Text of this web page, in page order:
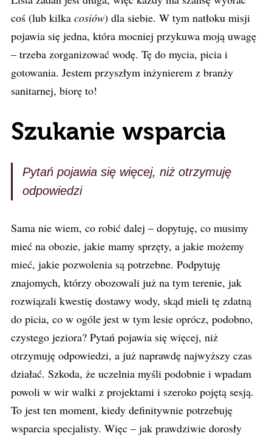
coś (lub kilka cosiów) dla siebie. W tym natłoku misji
pojawia się jedna, która mocniej przykuwa moją uwagę
– trzeba zorganizować wodę. Tę do mycia, picia i
gotowania. Jestem przyszłym inżynierem z branży
sanitarnej, biorę to!
Szukanie wsparcia
Pytań pojawia się więcej, niż otrzymuję
odpowiedzi
Sama nie wiem, co robić dalej – dopytuję, co musimy
mieć na obozie, jakie mamy sprzęty, a jakie możemy
mieć, jakie pozwolenia są potrzebne. Podpytuję
znajomych, którzy obozowali już na tym terenie, jak
rozwiązali kwestię dostawy wody, skąd mieli tę zdatną
do picia, co w ogóle jest w tym lesie oprócz, podobno,
czystego jeziora? Pytań pojawia się więcej, niż
otrzymuję odpowiedzi, a już naprawdę najwyższy czas
działać. Szkoda, że uczelnia myśli podobnie i wpadam
powoli w wir walki z projektami i szeroko pojętą sesją.
To jest ten moment, kiedy definitywnie potrzebuję
wsparcia specjalisty. Więc – jak prawdziwie dorosły